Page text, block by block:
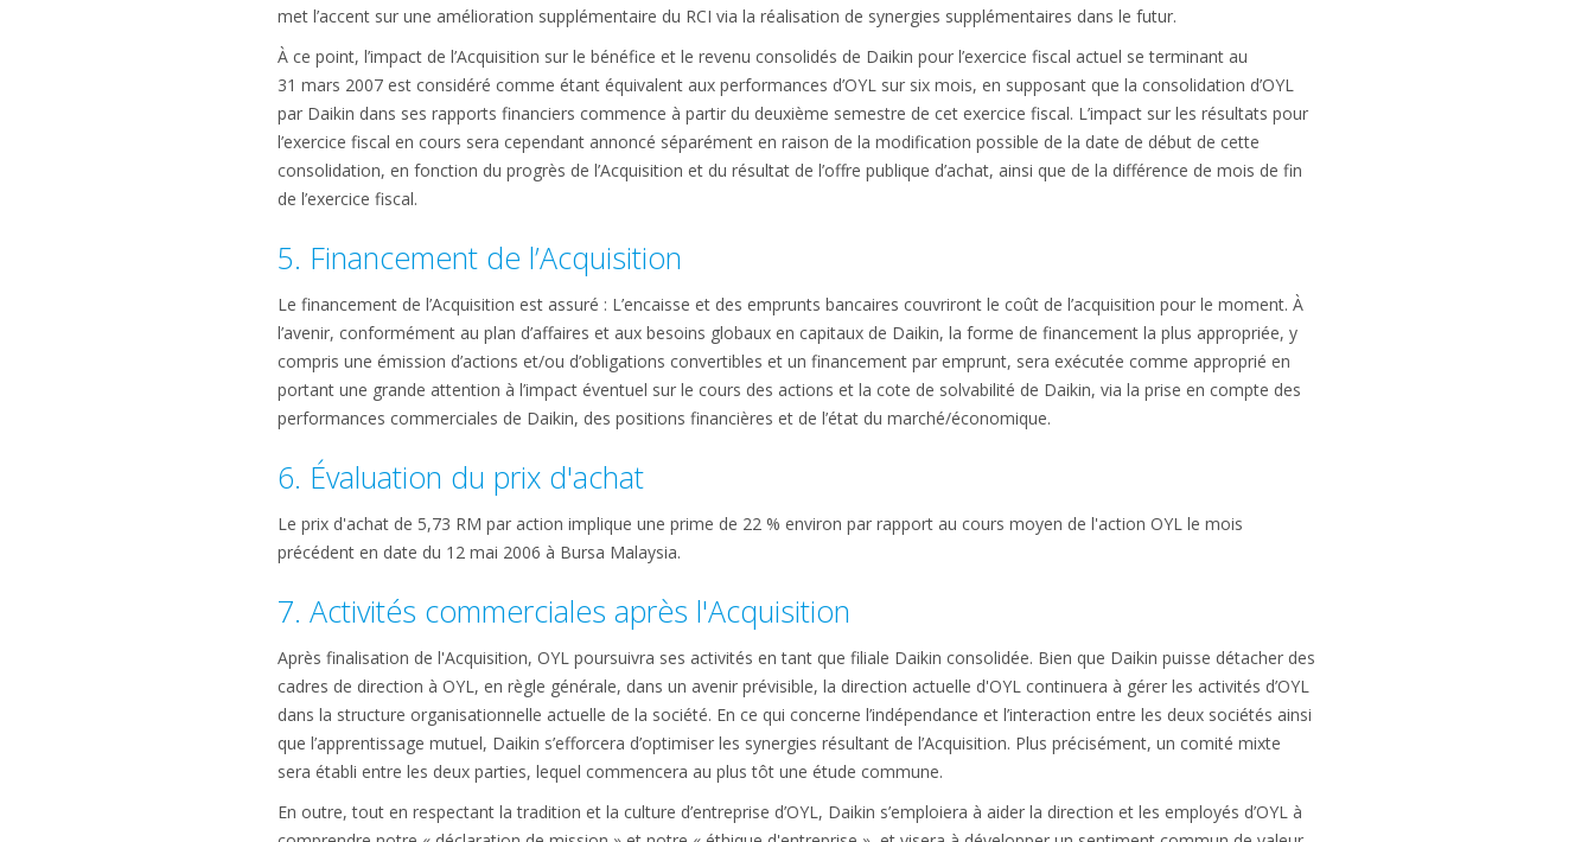
met l’accent sur une amélioration supplémentaire du RCI via la réalisation de synergies supplémentaires dans le futur.
À ce point, l’impact de l’Acquisition sur le bénéfice et le revenu consolidés de Daikin pour l’exercice fiscal actuel se terminant au
31 mars 2007 est considéré comme étant équivalent aux performances d’OYL sur six mois, en supposant que la consolidation d’OYL
par Daikin dans ses rapports financiers commence à partir du deuxième semestre de cet exercice fiscal. L’impact sur les résultats pour
l’exercice fiscal en cours sera cependant annoncé séparément en raison de la modification possible de la date de début de cette
consolidation, en fonction du progrès de l’Acquisition et du résultat de l’offre publique d’achat, ainsi que de la différence de mois de fin
de l’exercice fiscal.
5. Financement de l’Acquisition
Le financement de l’Acquisition est assuré : L’encaisse et des emprunts bancaires couvriront le coût de l’acquisition pour le moment. À
l’avenir, conformément au plan d’affaires et aux besoins globaux en capitaux de Daikin, la forme de financement la plus appropriée, y
compris une émission d’actions et/ou d’obligations convertibles et un financement par emprunt, sera exécutée comme approprié en
portant une grande attention à l’impact éventuel sur le cours des actions et la cote de solvabilité de Daikin, via la prise en compte des
performances commerciales de Daikin, des positions financières et de l’état du marché/économique.
6. Évaluation du prix d'achat
Le prix d'achat de 5,73 RM par action implique une prime de 22 % environ par rapport au cours moyen de l'action OYL le mois
précédent en date du 12 mai 2006 à Bursa Malaysia.
7. Activités commerciales après l'Acquisition
Après finalisation de l'Acquisition, OYL poursuivra ses activités en tant que filiale Daikin consolidée. Bien que Daikin puisse détacher des
cadres de direction à OYL, en règle générale, dans un avenir prévisible, la direction actuelle d'OYL continuera à gérer les activités d’OYL
dans la structure organisationnelle actuelle de la société. En ce qui concerne l’indépendance et l’interaction entre les deux sociétés ainsi
que l’apprentissage mutuel, Daikin s’efforcera d’optimiser les synergies résultant de l’Acquisition. Plus précisément, un comité mixte
sera établi entre les deux parties, lequel commencera au plus tôt une étude commune.
En outre, tout en respectant la tradition et la culture d’entreprise d’OYL, Daikin s’emploiera à aider la direction et les employés d’OYL à